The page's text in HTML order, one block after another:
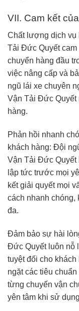
VII. Cam kết
Chất lượng dịch vụ
Tải Đức Quyết cam
chuyển hàng đầu
việc nâng cấp và
ngũ lái xe chuyên
Vận Tải Đức Quyết
hàng.
Phản hồi nhanh
khách hàng: Đội
Vận Tải Đức Quyết
lập tức trước mọi
kết giải quyết mọi
cách nhanh chóng,
đa.
Đảm bảo sự hài
Đức Quyết luôn nỗ
tuyệt đối cho
ngặt các tiêu
từng chuyến vận
yên tâm khi sử